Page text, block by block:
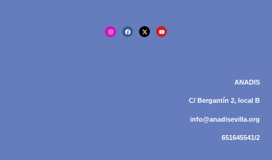
ANADIS
C/ Bergantín 2, local B
info@anadisevilla.org
651645541/2